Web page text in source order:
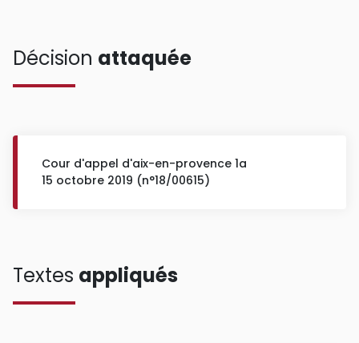
Décision attaquée
Cour d'appel d'aix-en-provence 1a
15 octobre 2019 (n°18/00615)
Textes appliqués